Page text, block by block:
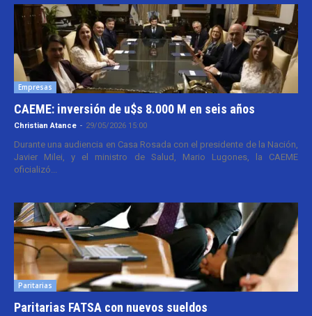
Empresas
CAEME: inversión de u$s 8.000 M en seis años
Christian Atance - 29/05/2026 15:00
Durante una audiencia en Casa Rosada con el presidente de la Nación,
Javier Milei, y el ministro de Salud, Mario Lugones, la CAEME
oficializó...
Paritarias
Paritarias FATSA con nuevos sueldos